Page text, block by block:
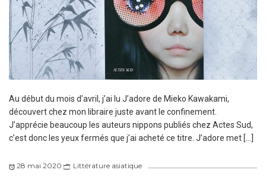
Au début du mois d’avril, j’ai lu J’adore de Mieko Kawakami,
découvert chez mon libraire juste avant le confinement.
J’apprécie beaucoup les auteurs nippons publiés chez Actes Sud,
c’est donc les yeux fermés que j’ai acheté ce titre. J’adore met […]
28 mai 2020 Littérature asiatique